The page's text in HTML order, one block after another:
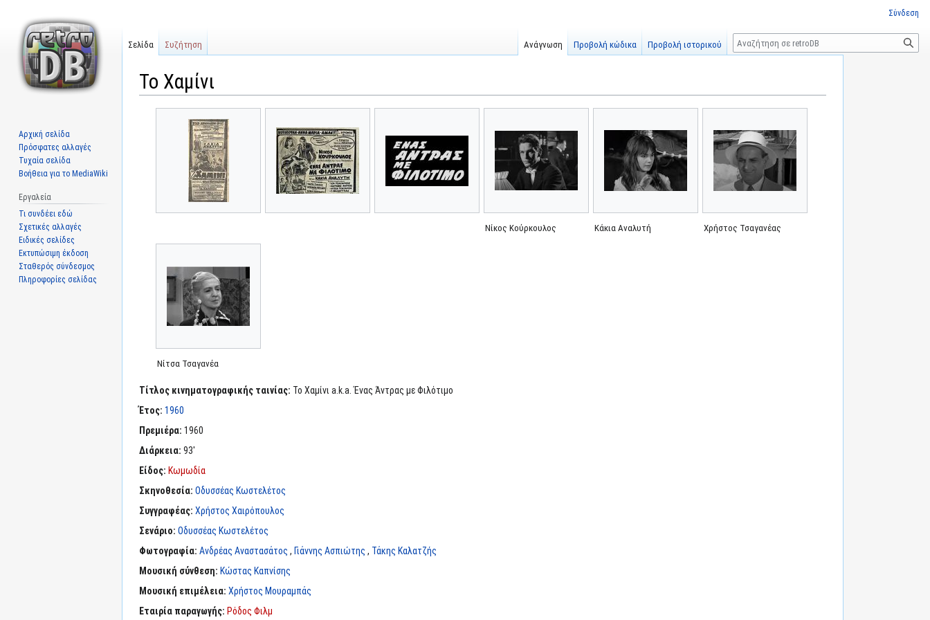
Το Χαμίνι
Νίκος Κούρκουλος Κάκια Αναλυτή Χρήστος Τσαγανέας
Νίτσα Τσαγανέα
Τίτλος κινηματογραφικής ταινίας: Το Χαμίνι a.k.a. Ένας Άντρας με Φιλότιμο
Έτος: 1960
Πρεμιέρα: 1960
Διάρκεια: 93'
Είδος: Κωμωδία
Σκηνοθεσία: Οδυσσέας Κωστελέτος
Συγγραφέας: Χρήστος Χαιρόπουλος
Σενάριο: Οδυσσέας Κωστελέτος
Φωτογραφία: Ανδρέας Αναστασάτος , Γιάννης Ασπιώτης , Τάκης Καλατζής
Μουσική σύνθεση: Κώστας Καπνίσης
Μουσική επιμέλεια: Χρήστος Μουραμπάς
Εταιρία παραγωγής: Ρόδος Φιλμ
Σύνδεση
Σελίδα Συζήτηση Ανάγνωση Προβολή κώδικα Προβολή ιστορικού
Αναζήτηση
Αρχική σελίδα
Πρόσφατες αλλαγές
Τυχαία σελίδα
Βοήθεια για το MediaWiki
Εργαλεία
Τι συνδέει εδώ
Σχετικές αλλαγές
Ειδικές σελίδες
Εκτυπώσιμη έκδοση
Σταθερός σύνδεσμος
Πληροφορίες σελίδας